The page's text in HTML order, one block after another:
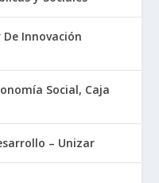
Innovación
Social, Caja
– Unizar